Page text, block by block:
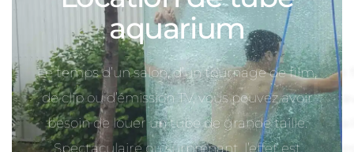
aquarium
Le temps d’un salon, d’un tournage de film,
de clip ou d’émission TV, vous pouvez avoir
besoin de louer un tube de grande taille.
Spectaculaire ou surprenant, l’effet est